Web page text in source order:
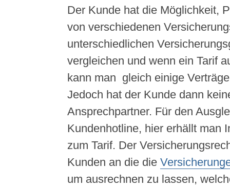
Der Kunde hat die Möglichkeit,
von verschiedenen
unterschiedlichen
vergleichen und wenn ein Tarif
kann man gleich einige
Jedoch hat der Kunde dann
Ansprechpartner. Für den
Kundenhotline, hier erhällt man
zum Tarif. Der
Kunden an die die
um ausrechnen zu lassen,